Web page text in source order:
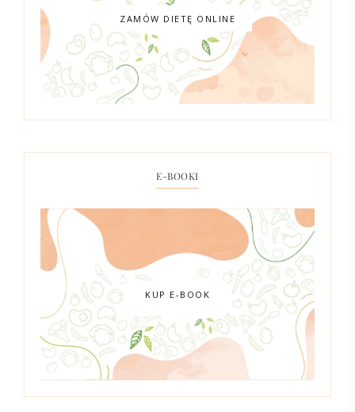
ZAMÓW DIETĘ ONLINE
E-BOOKI
KUP E-BOOK